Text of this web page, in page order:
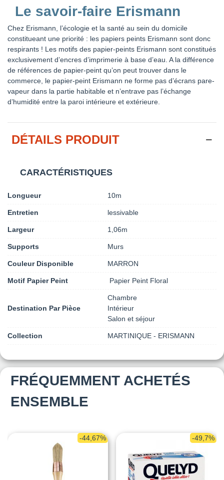
Le savoir-faire Erismann
Chez Erismann, l’écologie et la santé au sein du domicile
constitueant une priorité : les papiers peints Erismann sont donc
respirants ! Les motifs des papier-peints Erismann sont constitués
exclusivement d’encres d’imprimerie à base d’eau. A la différence
de références de papier-peint qu’on peut trouver dans le
commerce, le papier-peint Erismann ne forme pas d’écrans pare-
vapeur dans la partie habitable et n’entrave pas l’échange
d’humidité entre la paroi intérieure et extérieure.
DÉTAILS PRODUIT
CARACTÉRISTIQUES
Longueur 10m
Entretien lessivable
Largeur 1,06m
Supports Murs
Couleur Disponible MARRON
Motif Papier Peint Papier Peint Floral
Destination Par Pièce
Chambre
Intérieur
Salon et séjour
Collection MARTINIQUE - ERISMANN
FRÉQUEMMENT ACHETÉS
ENSEMBLE
-44,67% -49,7%